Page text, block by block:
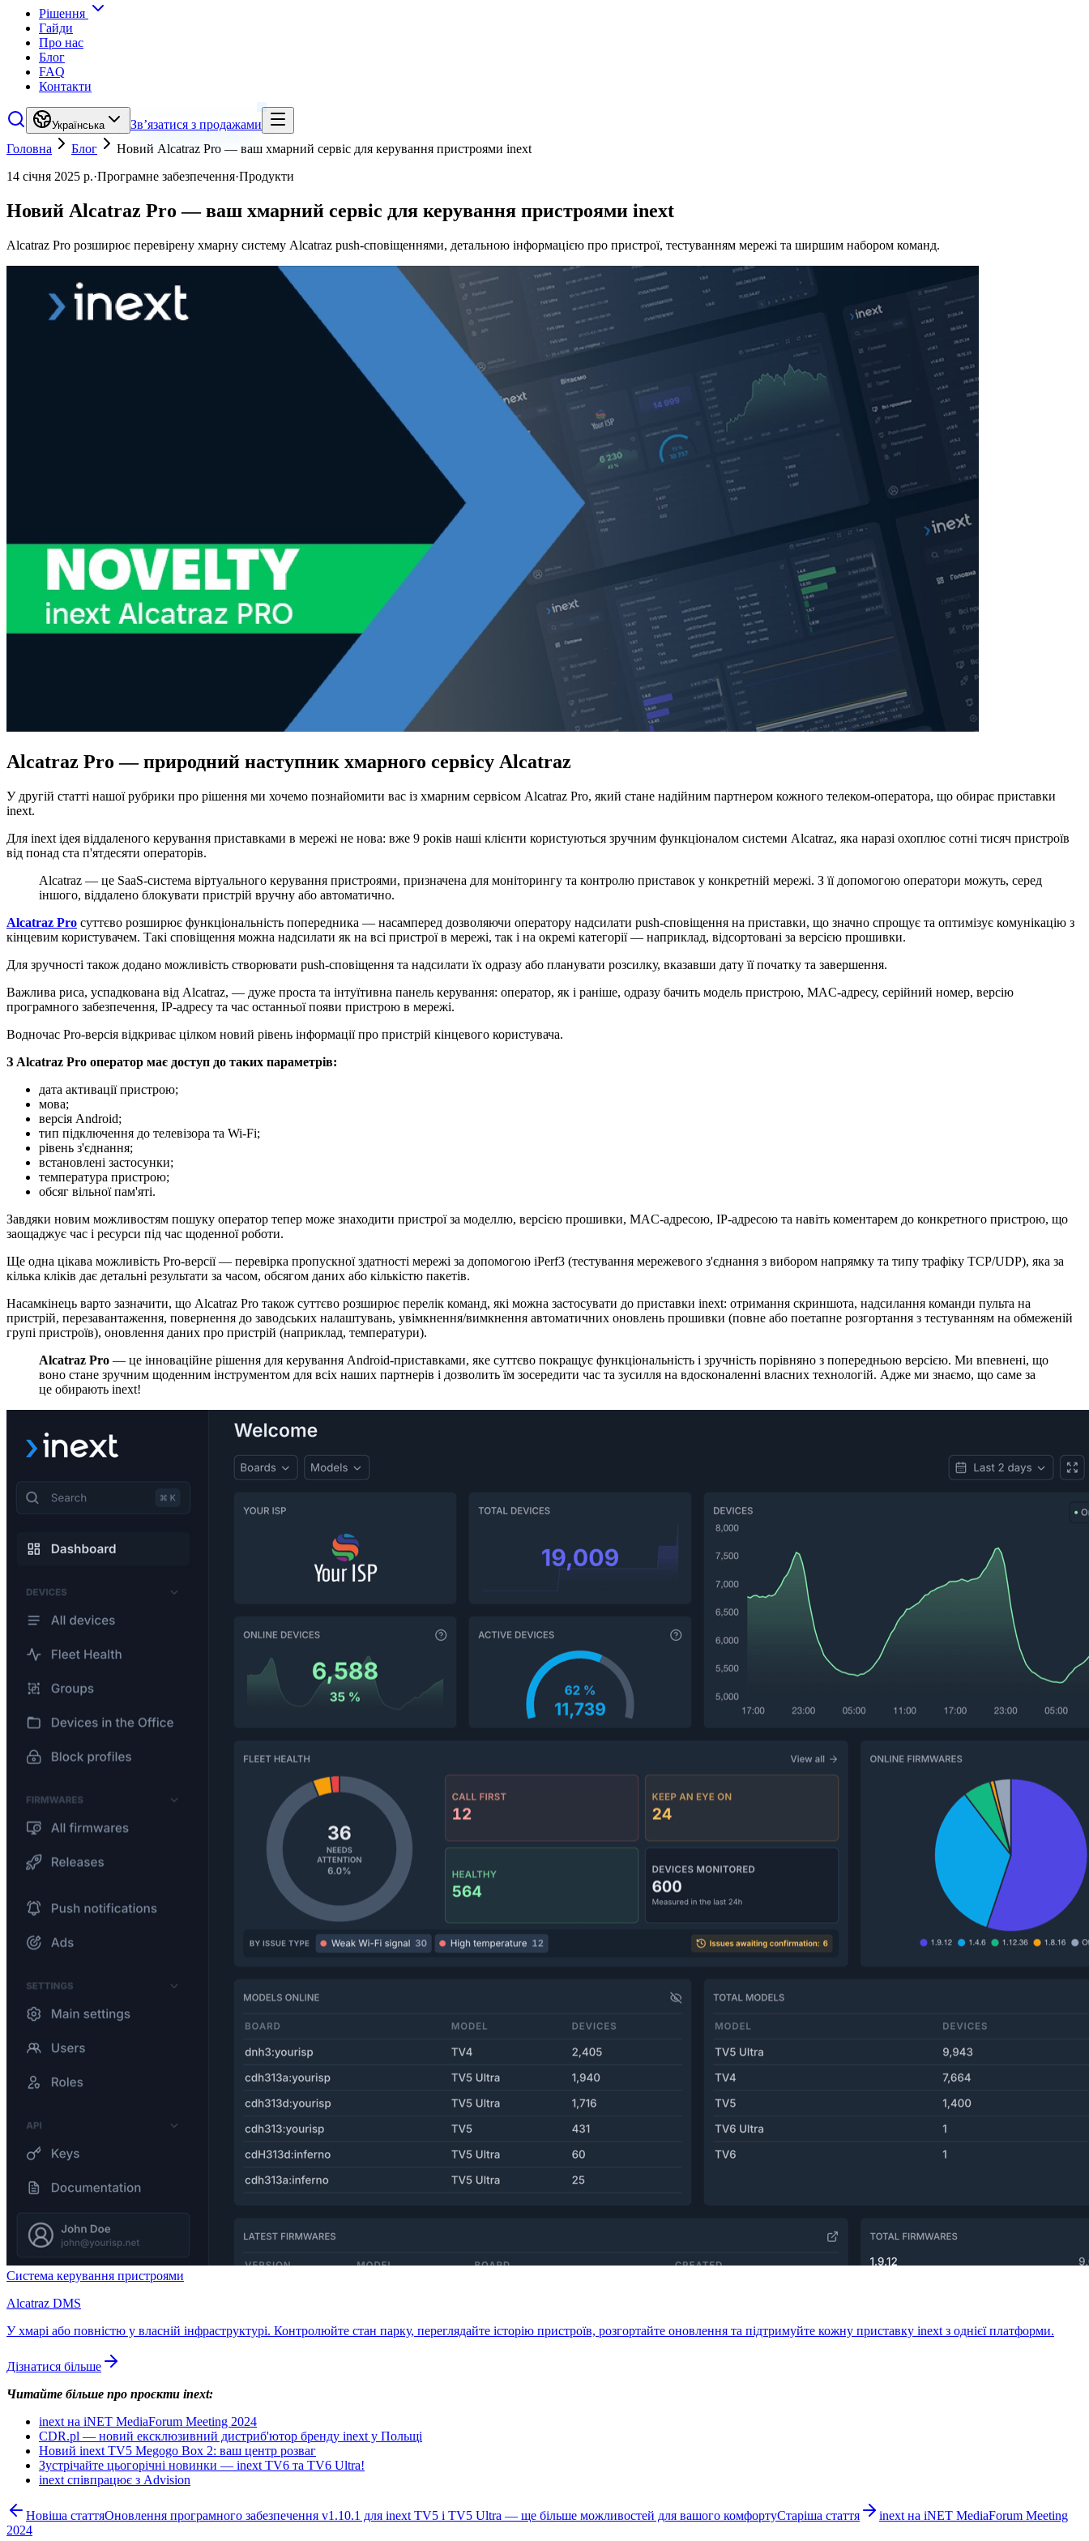
Рішення
Гайди
Про нас
Блог
FAQ
Контакти
Українська
Зв’язатися з продажами
Головна
Блог
Новий Alcatraz Pro — ваш хмарний сервіс для керування пристроями inext
14 січня 2025 р.·Програмне забезпечення·Продукти
Новий Alcatraz Pro — ваш хмарний сервіс для керування пристроями inext
Alcatraz Pro розширює перевірену хмарну систему Alcatraz push-сповіщеннями, детальною інформацією про пристрої, тестуванням мережі та ширшим набором команд.
Alcatraz Pro — природний наступник хмарного сервісу Alcatraz
У другій статті нашої рубрики про рішення ми хочемо познайомити вас із хмарним сервісом Alcatraz Pro, який стане надійним партнером кожного телеком-оператора, що обирає приставки
inext.
Для inext ідея віддаленого керування приставками в мережі не нова: вже 9 років наші клієнти користуються зручним функціоналом системи Alcatraz, яка наразі охоплює сотні тисяч пристроїв
від понад ста п'ятдесяти операторів.
Alcatraz — це SaaS-система віртуального керування пристроями, призначена для моніторингу та контролю приставок у конкретній мережі. З її допомогою оператори можуть, серед
іншого, віддалено блокувати пристрій вручну або автоматично.
Alcatraz Pro суттєво розширює функціональність попередника — насамперед дозволяючи оператору надсилати push-сповіщення на приставки, що значно спрощує та оптимізує комунікацію з
кінцевим користувачем. Такі сповіщення можна надсилати як на всі пристрої в мережі, так і на окремі категорії — наприклад, відсортовані за версією прошивки.
Для зручності також додано можливість створювати push-сповіщення та надсилати їх одразу або планувати розсилку, вказавши дату її початку та завершення.
Важлива риса, успадкована від Alcatraz, — дуже проста та інтуїтивна панель керування: оператор, як і раніше, одразу бачить модель пристрою, MAC-адресу, серійний номер, версію
програмного забезпечення, IP-адресу та час останньої появи пристрою в мережі.
Водночас Pro-версія відкриває цілком новий рівень інформації про пристрій кінцевого користувача.
З Alcatraz Pro оператор має доступ до таких параметрів:
дата активації пристрою;
мова;
версія Android;
тип підключення до телевізора та Wi-Fi;
рівень з'єднання;
встановлені застосунки;
температура пристрою;
обсяг вільної пам'яті.
Завдяки новим можливостям пошуку оператор тепер може знаходити пристрої за моделлю, версією прошивки, MAC-адресою, IP-адресою та навіть коментарем до конкретного пристрою, що
заощаджує час і ресурси під час щоденної роботи.
Ще одна цікава можливість Pro-версії — перевірка пропускної здатності мережі за допомогою iPerf3 (тестування мережевого з'єднання з вибором напрямку та типу трафіку TCP/UDP), яка за
кілька кліків дає детальні результати за часом, обсягом даних або кількістю пакетів.
Насамкінець варто зазначити, що Alcatraz Pro також суттєво розширює перелік команд, які можна застосувати до приставки inext: отримання скриншота, надсилання команди пульта на
пристрій, перезавантаження, повернення до заводських налаштувань, увімкнення/вимкнення автоматичних оновлень прошивки (повне або поетапне розгортання з тестуванням на обмеженій
групі пристроїв), оновлення даних про пристрій (наприклад, температури).
Alcatraz Pro — це інноваційне рішення для керування Android-приставками, яке суттєво покращує функціональність і зручність порівняно з попередньою версією. Ми впевнені, що
воно стане зручним щоденним інструментом для всіх наших партнерів і дозволить їм зосередити час та зусилля на вдосконаленні власних технологій. Адже ми знаємо, що саме за
це обирають inext!
Система керування пристроями
Alcatraz DMS
У хмарі або повністю у власній інфраструктурі. Контролюйте стан парку, переглядайте історію пристроїв, розгортайте оновлення та підтримуйте кожну приставку inext з однієї платформи.
Дізнатися більше
Читайте більше про проєкти inext:
inext на iNET MediaForum Meeting 2024
CDR.pl — новий ексклюзивний дистриб'ютор бренду inext у Польщі
Новий inext TV5 Megogo Box 2: ваш центр розваг
Зустрічайте цьогорічні новинки — inext TV6 та TV6 Ultra!
inext співпрацює з Advision
Новіша статтяОновлення програмного забезпечення v1.10.1 для inext TV5 і TV5 Ultra — ще більше можливостей для вашого комфортуСтаріша стаття
inext на iNET MediaForum Meeting
2024